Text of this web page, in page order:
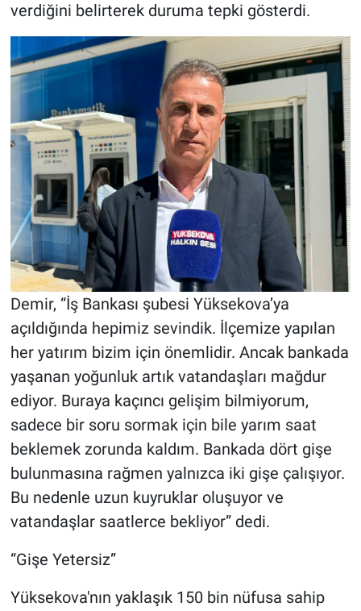
verdiğini belirterek duruma tepki gösterdi.
Demir, “İş Bankası şubesi Yüksekova’ya
açıldığında hepimiz sevindik. İlçemize yapılan
her yatırım bizim için önemlidir. Ancak bankada
yaşanan yoğunluk artık vatandaşları mağdur
ediyor. Buraya kaçıncı gelişim bilmiyorum,
sadece bir soru sormak için bile yarım saat
beklemek zorunda kaldım. Bankada dört gişe
bulunmasına rağmen yalnızca iki gişe çalışıyor.
Bu nedenle uzun kuyruklar oluşuyor ve
vatandaşlar saatlerce bekliyor” dedi.
“Gişe Yetersiz”
Yüksekova'nın yaklaşık 150 bin nüfusa sahip